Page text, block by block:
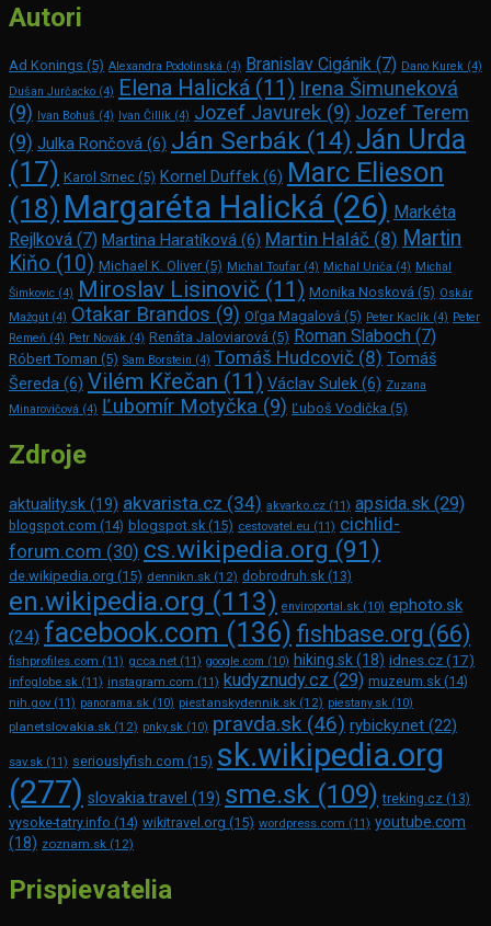
Autori
Ad Konings (5) Alexandra Podolinská (4) Branislav Cigánik (7) Dano Kurek (4)
Dušan Jurčacko (4) Elena Halická (11) Irena Šimuneková
(9)
Ivan Bohuš (4) Ivan Čillík (4) Jozef Javurek (9) Jozef Terem
(9) Julka Rončová (6) Ján Serbák (14) Ján Urda
(17) Karol Srnec (5) Kornel Duffek (6) Marc Elie­son
(18) Margaréta Halická (26) Markéta
Rejlková (7) Martina Haratíková (6) Martin Haláč (8) Martin
Kiňo (10) Michael K. Oliver (5) Michal Toufar (4) Michal Uriča (4) Michal
Šimkovic (4) Miroslav Lisinovič (11) Monika Nosková (5) Oskár
Mažgút (4) Otakar Brandos (9) Oľga Magalová (5) Peter Kaclík (4) Peter
Remeň (4) Petr Novák (4) Renáta Jaloviarová (5) Roman Slaboch (7)
Róbert Toman (5) Sam Bors­tein (4) Tomáš Hudcovič (8) Tomáš
Šereda (6) Vilém Křečan (11) Václav Sulek (6) Zuzana
Minarovičová (4) Ľubomír Motyčka (9) Ľuboš Vodička (5)
Zdroje
aktuality.sk (19) akvarista.cz (34) akvarko.cz (11) apsida.sk (29)
blogspot.com (14) blogspot.sk (15) cestovatel.eu (11) cichlid-
forum.com (30) cs.wikipedia.org (91)
de.wikipedia.org (15) dennikn.sk (12) dobrodruh.sk (13)
en.wikipedia.org (113) enviroportal.sk (10) ephoto.sk
(24) facebook.com (136) fishbase.org (66)
fishprofiles.com (11) gcca.net (11) google.com (10) hiking.sk(18) idnes.cz(17)
infoglobe.sk (11) instagram.com (11) kudyznudy.cz (29) muzeum.sk (14)
nih.gov (11) panorama.sk (10) piestanskydennik.sk (12) piestany.sk (10)
planetslovakia.sk (12) pnky.sk (10) pravda.sk (46) rybicky.net (22)
sav.sk (11) seriouslyfish.com (15) sk.wikipedia.org
(277) slovakia.travel (19) sme.sk (109) treking.cz (13)
vysoke-tatry.info (14) wikitravel.org (15) wordpress.com (11) youtube.com
(18) zoznam.sk (12)
Prispievatelia